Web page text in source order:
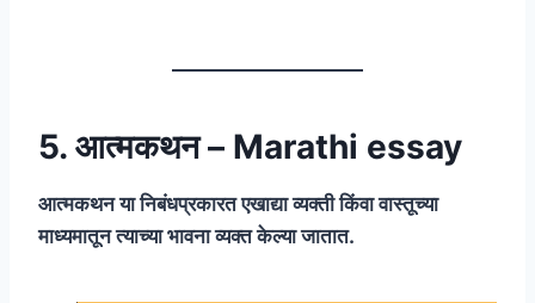
5. आत्मकथन – Marathi essay
आत्मकथन या निबंधप्रकारत एखाद्या व्यक्ती किंवा वास्तूच्या
माध्यमातून त्याच्या भावना व्यक्त केल्या जातात.